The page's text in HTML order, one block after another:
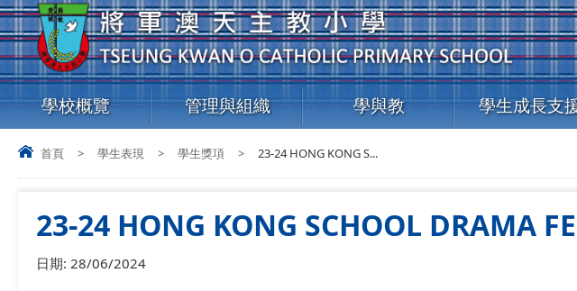
學校概覽 管理與組織 學與教 學生成長支
首頁 > 學生表現 > 學生獎項 > 23-24 HONG KONG S...
23-24 HONG KONG SCHOOL DRAMA
日期: 28/06/2024